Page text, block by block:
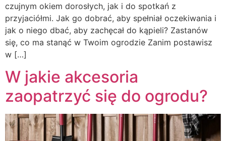
czujnym okiem dorosłych, jak i do spotkań z
przyjaciółmi. Jak go dobrać, aby spełniał oczekiwania i
jak o niego dbać, aby zachęcał do kąpieli? Zastanów
się, co ma stanąć w Twoim ogrodzie Zanim postawisz
w […]
W jakie akcesoria
zaopatrzyć się do ogrodu?